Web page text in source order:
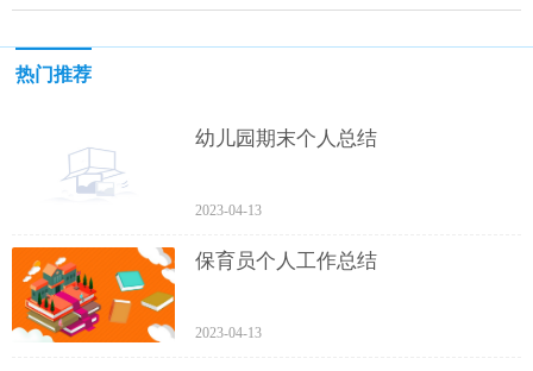
热门推荐
幼儿园期末个人总结
2023-04-13
保育员个人工作总结
2023-04-13